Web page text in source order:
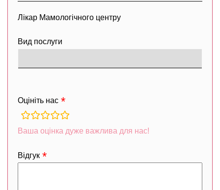
Лікар Мамологічного центру
Вид послуги
Оцініть нас
rating
fields
Ваша оцінка дуже важлива для нас!
Відгук